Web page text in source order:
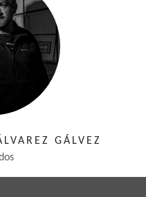
GÁLVEZ